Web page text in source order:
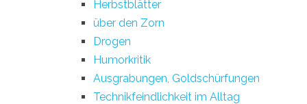
Herbstblätter
über den Zorn
Drogen
Humorkritik
Ausgrabungen, Goldschürfungen
Technikfeindlichkeit im Alltag